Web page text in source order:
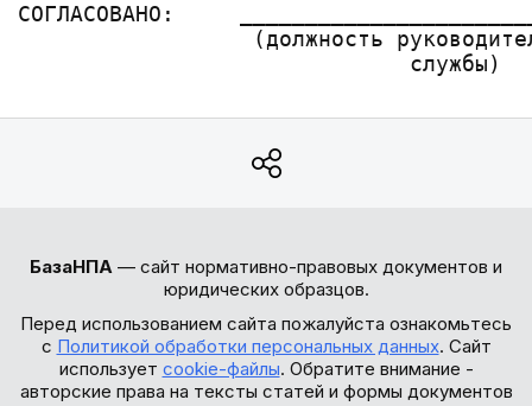
СОГЛАСОВАНО:
(должность
БазаНПА — сайт нормативно-правовых документов и
юридических образцов.
Перед использованием сайта пожалуйста ознакомьтесь
с Политикой обработки персональных данных. Сайт
использует cookie-файлы. Обратите внимание -
авторские права на тексты статей и формы документов